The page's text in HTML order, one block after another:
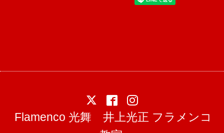
Flamenco 光舞 井上光正 フラメンコ